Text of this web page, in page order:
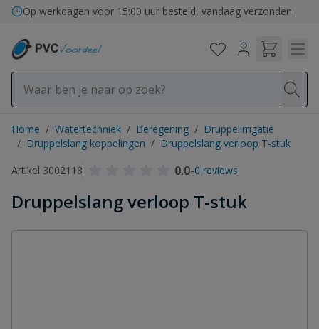
Ga naar de inhoud
Op werkdagen voor 15:00 uur besteld, vandaag verzonden
Home / Watertechniek / Beregening / Druppelirrigatie
/ Druppelslang koppelingen / Druppelslang verloop T-stuk
Artikel 3002118
0.0-0 reviews
Druppelslang verloop T-stuk